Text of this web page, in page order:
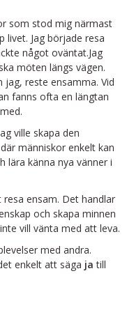
som stod mig närmast
Jag började resa
något oväntat.Jag
möten längs vägen.
reste ensamma. Vid
fanns ofta en längtan
ville skapa den
människor enkelt kan
lära känna nya vänner i
ensam. Det handlar
och skapa minnen
vill vänta med att leva.
med andra.
enkelt att säga ja till